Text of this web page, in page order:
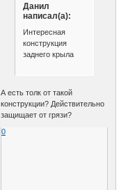
Данил
написал(а):
Интересная
конструкция
заднего крыла
А есть толк от такой
конструкции? Действительно
защищает от грязи?
0